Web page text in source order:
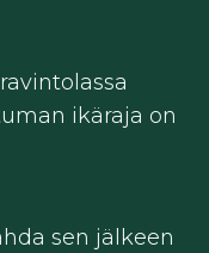
ikäraja on
sen jälkeen